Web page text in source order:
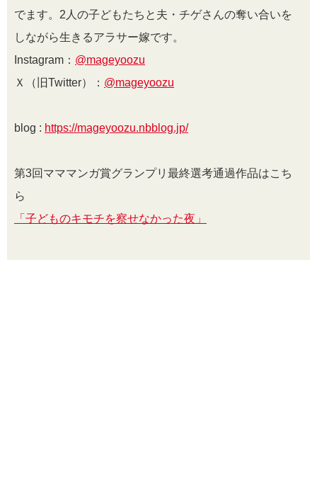
でます。 2 人の子どもたちと夫・チゲさんの奪い合いを
しながら生きるアラサー嫁です。
Instagram： @mageyoozu
Ｘ（旧Twitter）： @mageyoozu
blog : https://mageyoozu.nbblog.jp/
第3回マママンガ賞グランプリ最終選考通過作品はこち
ら
「子どものキモチを察せなかった夜」